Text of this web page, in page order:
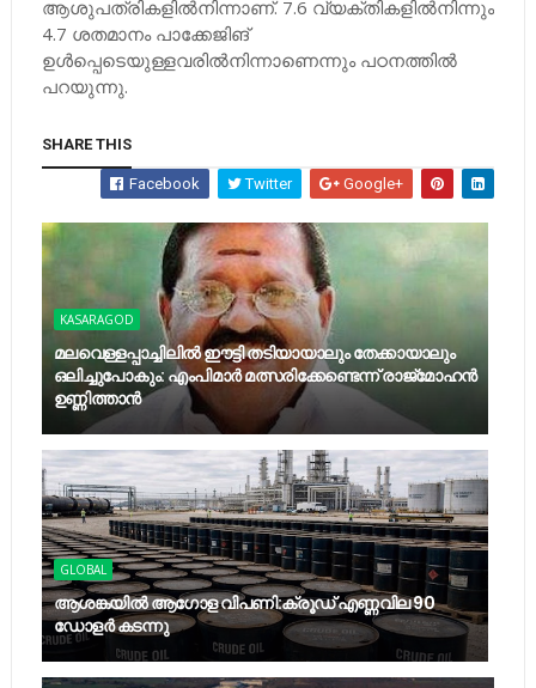
ആശുപത്രികളിൽനിന്നാണ്​. 7.6 വ്യക്തികളിൽനിന്നും
4.7 ശതമാനം പാക്കേജിങ്​
ഉൾപ്പെടെയുള്ളവരിൽനിന്നാണെന്നും പഠനത്തിൽ
പറയുന്നു.
SHARE THIS
Facebook Twitter Google+
KASARAGOD
മലവെള്ളപ്പാച്ചിലില്‍ ഈട്ടി തടിയായാലും തേക്കായാലും
ഒലിച്ചുപോകും: എംപിമാര്‍ മത്സരിക്കേണ്ടെന്ന് രാജ്‌മോഹന്‍
ഉണ്ണിത്താന്‍
GLOBAL
ആശങ്കയിൽ ആഗോള വിപണി:ക്രൂഡ് എണ്ണവില 90
ഡോളർ കടന്നു